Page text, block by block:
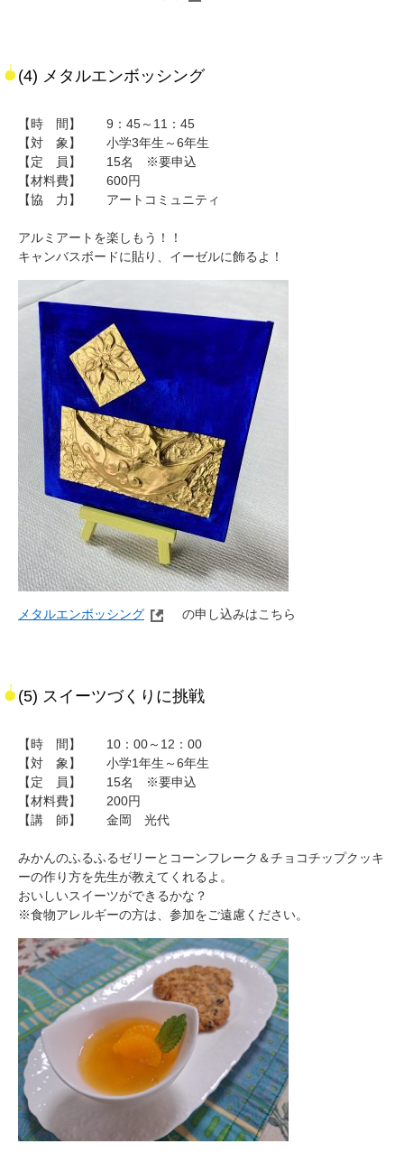
(4) メタルエンボッシング
【時 間】 9：45～11：45
【対 象】 小学3年生～6年生
【定 員】 15名 ※要申込
【材料費】 600円
【協 力】 アートコミュニティ
アルミアートを楽しもう！！
キャンバスボードに貼り、イーゼルに飾るよ！
メタルエンボッシング の申し込みはこちら
(5) スイーツづくりに挑戦
【時 間】 10：00～12：00
【対 象】 小学1年生～6年生
【定 員】 15名 ※要申込
【材料費】 200円
【講 師】 金岡 光代
みかんのふるふるゼリーとコーンフレーク＆チョコチップクッキ
ーの作り方を先生が教えてくれるよ。
おいしいスイーツができるかな？
※食物アレルギーの方は、参加をご遠慮ください。